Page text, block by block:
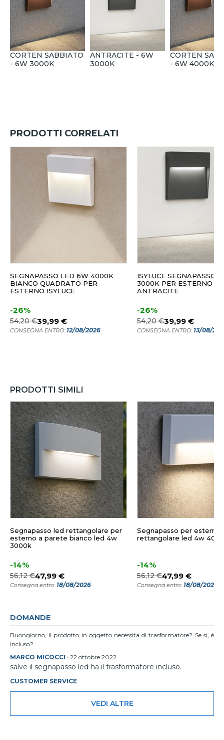
CORTEN SABBIATO
- 6W 3000K
ANTRACITE - 6W
3000K
CORTEN
- 6W 4000K
PRODOTTI CORRELATI
SEGNAPASSO LED 6W 4000K
BIANCO QUADRATO PER
ESTERNO ISYLUCE
-26%
54,20 €39,99 €
CONSEGNA ENTRO: 12/08/2026
ISYLUCE SEGNAPASSO
3000K PER ESTERNO
ANTRACITE
-26%
54,20 €39,99 €
CONSEGNA ENTRO: 13/08/
PRODOTTI SIMILI
Segnapasso led rettangolare per
esterno a parete bianco led 4w
3000k
-14%
56,12 €47,99 €
Consegna entro: 18/08/2026
Segnapasso per esterni
rettangolare led 4w
-14%
56,12 €47,99 €
Consegna entro: 18/08/2026
DOMANDE
Buongiorno, il prodotto in oggetto necessita di trasformatore? Se si, è
incluso?
MARCO MICOCCI · 22 ottobre 2022
salve il segnapasso led ha il trasformatore incluso.
CUSTOMER SERVICE
VEDI ALTRE